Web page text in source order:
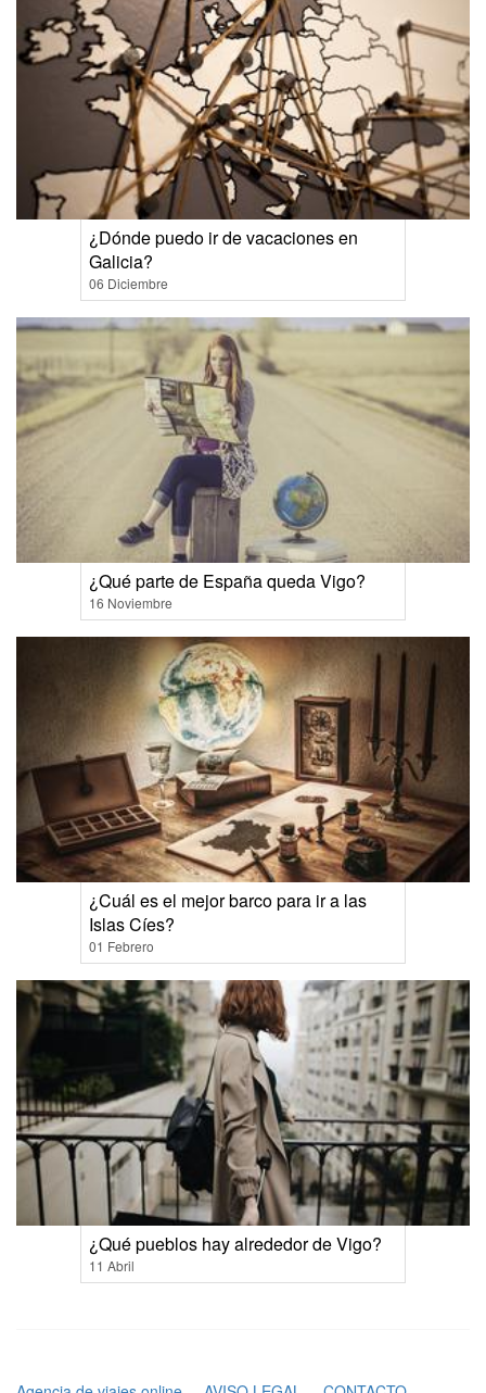
¿Dónde puedo ir de vacaciones en
Galicia?
06 Diciembre
¿Qué parte de España queda Vigo?
16 Noviembre
¿Cuál es el mejor barco para ir a las
Islas Cíes?
01 Febrero
¿Qué pueblos hay alrededor de Vigo?
11 Abril